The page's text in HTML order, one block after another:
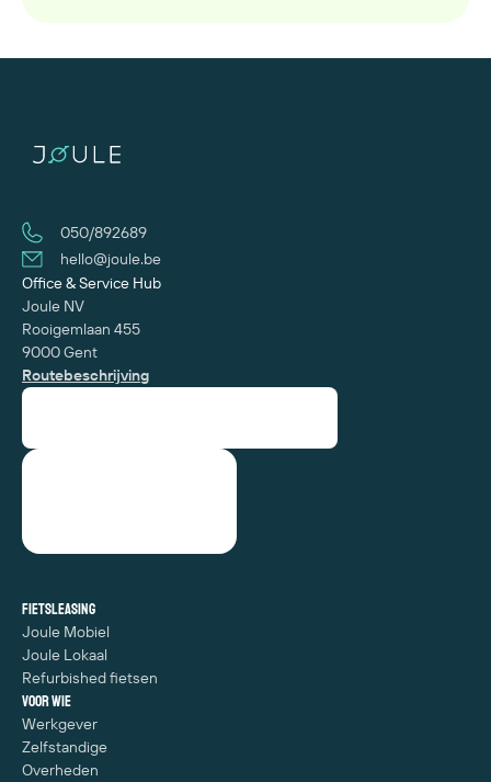
050/892689
hello@joule.be
Office & Service Hub
Joule NV
Rooigemlaan 455
9000 Gent
Routebeschrijving
Fietsleasing
Joule Mobiel
Joule Lokaal
Refurbished fietsen
Voor wie
Werkgever
Zelfstandige
Overheden